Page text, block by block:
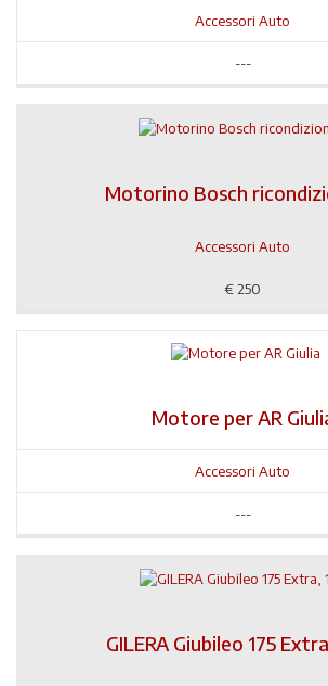
Accessori Auto
---
Motorino Bosch
Accessori Auto
€250
Motore per AR
Accessori Auto
---
GILERA Giubileo 175